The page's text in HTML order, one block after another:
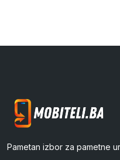
Pametan izbor za pametne